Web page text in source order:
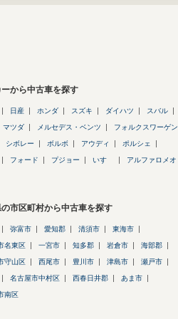
ーから中古車を探す
日産 ホンダ スズキ ダイハツ スバル
マツダ メルセデス・ベンツ フォルクスワーゲン
シボレー ボルボ アウディ ポルシェ
フォード プジョー いすゞ アルファロメオ
市区町村から中古車を探す
弥富市 愛知郡 清須市 東海市
名東区 一宮市 知多郡 岩倉市 海部郡
守山区 西尾市 豊川市 津島市 瀬戸市
名古屋市中村区 西春日井郡 あま市
南区